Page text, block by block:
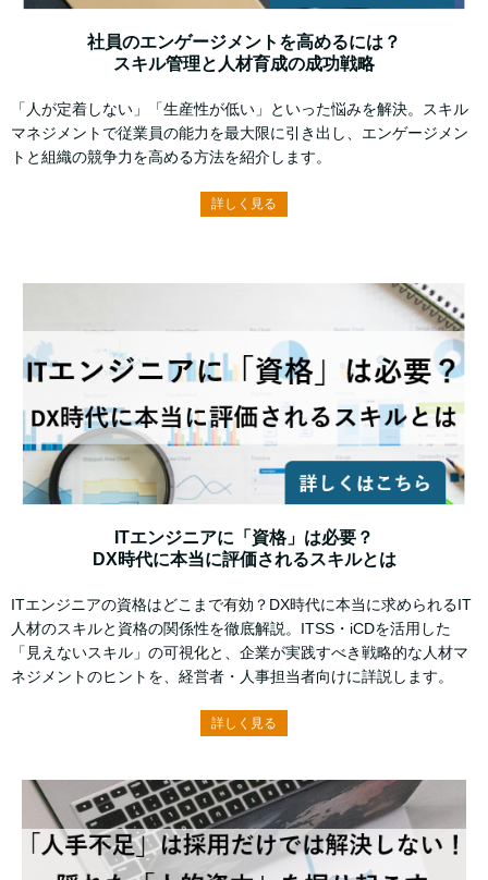
社員のエンゲージメントを高めるには？
スキル管理と人材育成の成功戦略
「人が定着しない」「生産性が低い」といった悩みを解決。スキル
マネジメントで従業員の能力を最大限に引き出し、エンゲージメン
トと組織の競争力を高める方法を紹介します。
詳しく見る
ITエンジニアに「資格」は必要？
DX時代に本当に評価されるスキルとは
ITエンジニアの資格はどこまで有効？DX時代に本当に求められるIT
人材のスキルと資格の関係性を徹底解説。ITSS・iCDを活用した
「見えないスキル」の可視化と、企業が実践すべき戦略的な人材マ
ネジメントのヒントを、経営者・人事担当者向けに詳説します。
詳しく見る